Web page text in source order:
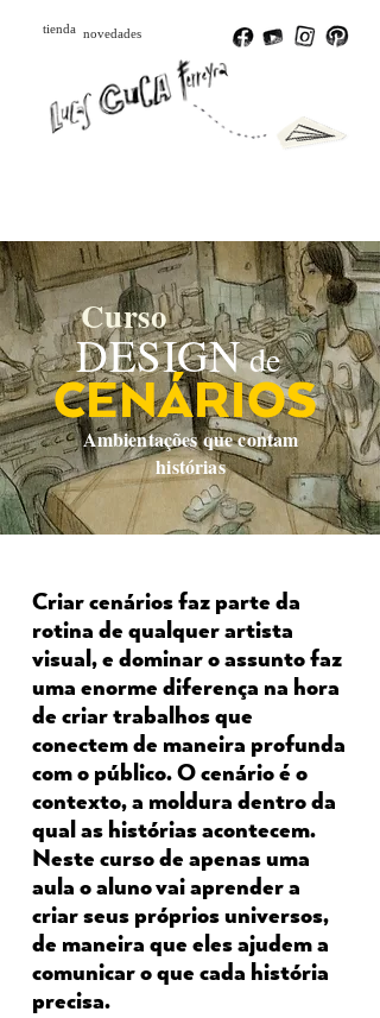
tienda novedades
Curso
Ambientações que contam
histórias
CENÁRIOS
DESIGNde
Criar cenários faz parte da
rotina de qualquer artista
visual, e dominar o assunto faz
uma enorme diferença na hora
de criar trabalhos que
conectem de maneira profunda
com o público. O cenário é o
contexto, a moldura dentro da
qual as histórias acontecem.
Neste curso de apenas uma
aula o aluno vai aprender a
criar seus próprios universos,
de maneira que eles ajudem a
comunicar o que cada história
precisa.